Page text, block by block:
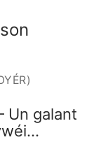
Un galant